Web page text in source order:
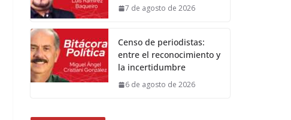
7 de agosto de 2026
Censo de periodistas:
entre el reconocimiento y
la incertidumbre
6 de agosto de 2026